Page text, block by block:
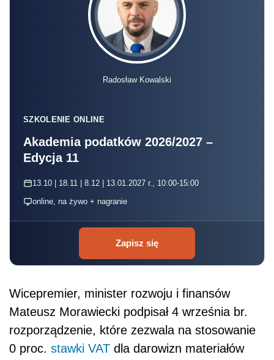
Radosław Kowalski
SZKOLENIE ONLINE
Akademia podatków 2026/2027 –
Edycja 11
13.10 | 18.11 | 8.12 | 13.01.2027 r., 10:00-15:00
online, na żywo + nagranie
Zapisz się
Wicepremier, minister rozwoju i finansów
Mateusz Morawiecki podpisał 4 września br.
rozporządzenie, które zezwala na stosowanie
0 proc. stawki VAT dla darowizn materiałów